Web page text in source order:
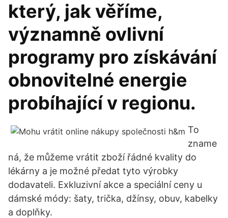
který, jak věříme,
významně ovlivní
programy pro získávání
obnovitelné energie
probíhající v regionu.
To
zname
ná, že můžeme vrátit zboží řádné kvality do
lékárny a je možné předat tyto výrobky
dodavateli. Exkluzivní akce a speciální ceny u
dámské módy: šaty, trička, džínsy, obuv, kabelky
a doplňky.